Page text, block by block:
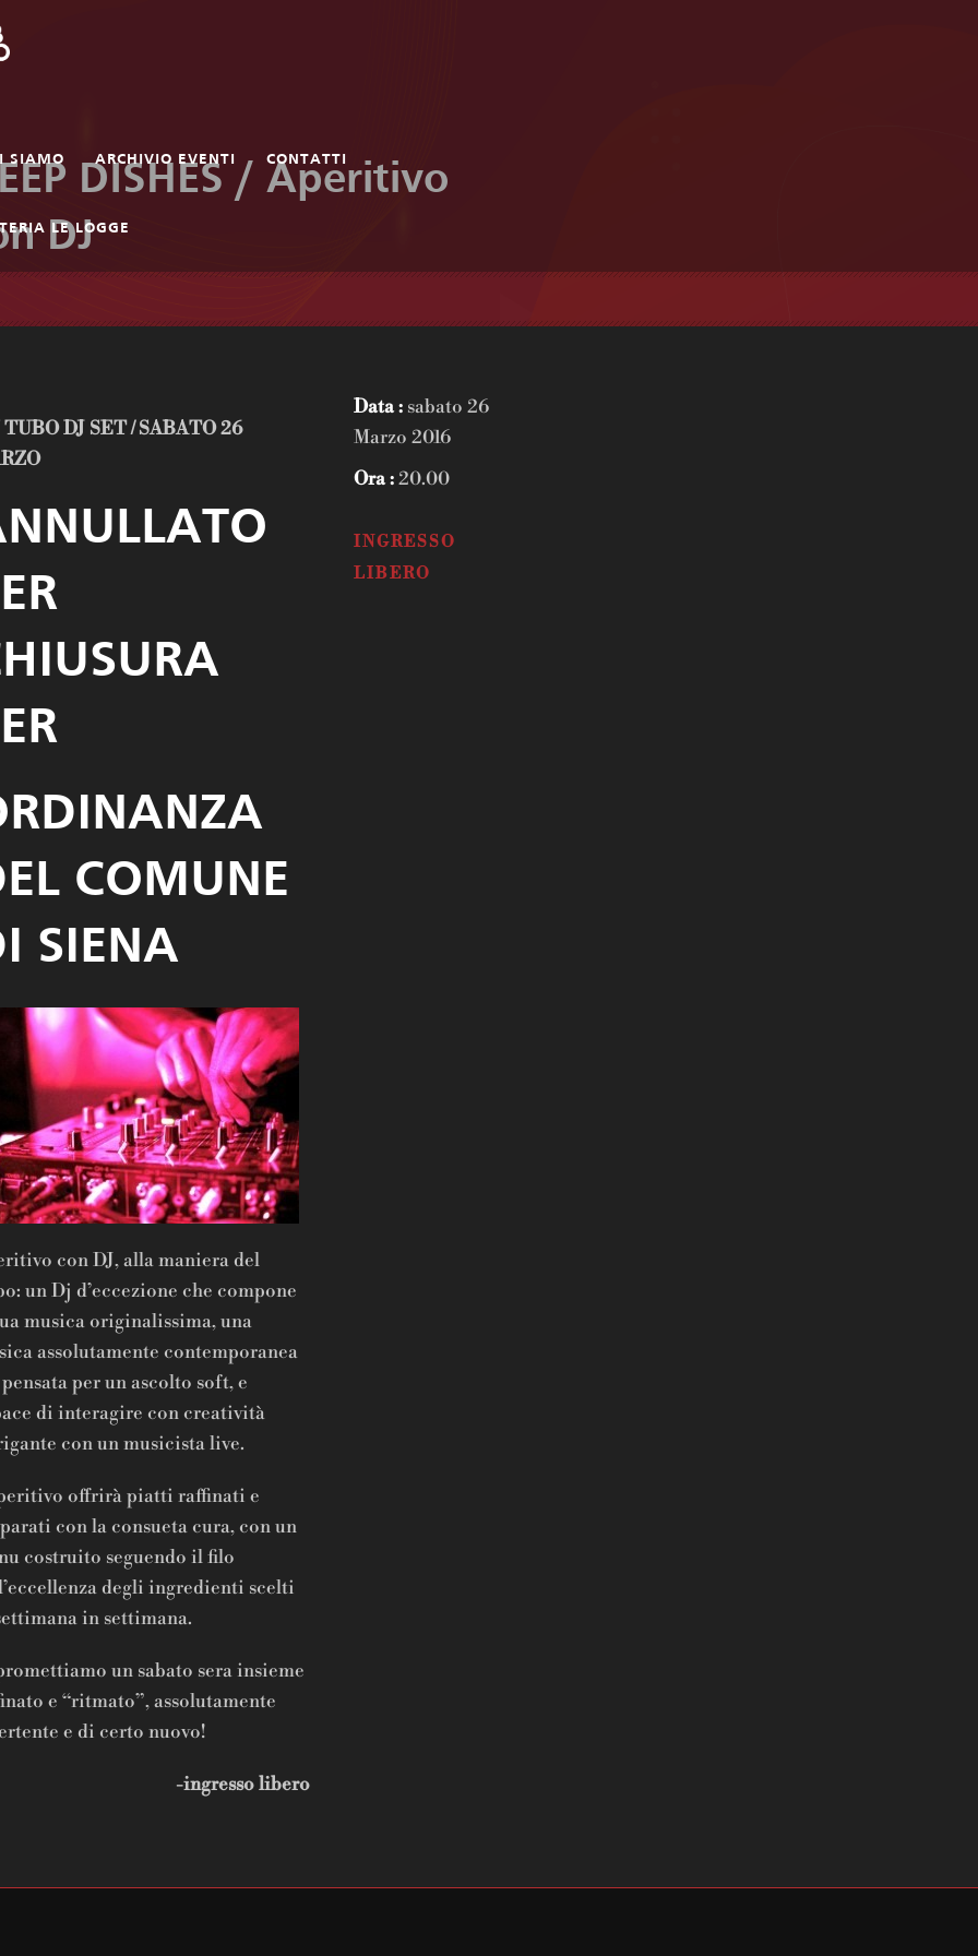
SIAMO ARCHIVIO EVENTI CONTATTI
LE LOGGE
DISHES / Aperitivo
DJ
Data : sabato 26
Marzo 2016
Ora :20.00
INGRESSO
LIBERO
DJ SET / SABATO 26
COMUNE
SIENA
con DJ, alla maniera del
un Dj d’eccezione che compone
musica originalissima, una
assolutamente contemporanea
per un ascolto soft, e
di interagire con creatività
con un musicista live.
offrirà piatti raffinati e
con la consueta cura, con un
costruito seguendo il filo
degli ingredienti scelti
in settimana.
un sabato sera insieme
e “ritmato”, assolutamente
e di certo nuovo!
-ingresso libero